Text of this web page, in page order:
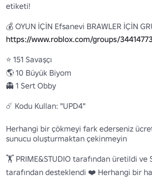
etiketi!
https://www.roblox.com/groups/
⭐ 151 Savaşçı
🌎 10 Büyük Biyom
👻 1 Sert Obby
☄️ Kodu Kullan: "UPD4"
Herhangi bir çökmeyi fark ederseniz
sunucu oluşturmaktan çekinmeyin
🏋 PRIME&STUDIO tarafından üretildi ve
tarafından desteklendi ❤️ Herhangi bir